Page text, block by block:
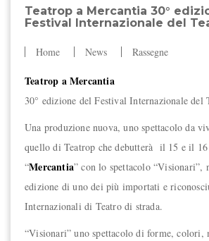
Teatrop a Mercantia 30°
Festival Internazionale del
Home News Rassegne
Teatrop a Mercantia
30° edizione del Festival Internazionale del
Una produzione nuova, uno spettacolo da
quello di Teatrop che debutterà il 15 e il
“Mercantia” con lo spettacolo “Visionari”,
edizione di uno dei più importati e
Internazionali di Teatro di strada.
“Visionari” uno spettacolo di forme, colori,